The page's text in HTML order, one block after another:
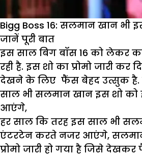
Bigg Boss 16: सलमान खान भी
जानें पूरी बात
इस साल बिग बॉस 16 को लेकर
रही है. इस शो का प्रोमो जारी कर
देखने के लिए फैंस बेहद उत्सुक है.
साल भी सलमान खान इस शो को
आएंगे,
हर साल कि तरह इस साल भी
एंटरटेन करते नजर आएंगे,
प्रोमो जारी हो गया है जिसे